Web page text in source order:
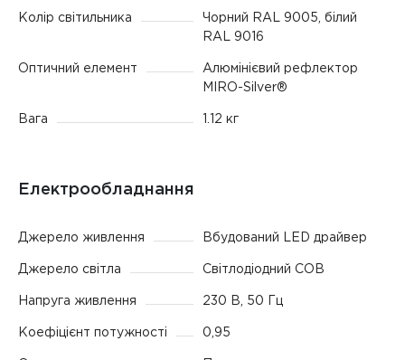
Колір світильника
Чорний RAL 9005, білий
RAL 9016
Оптичний елемент
Алюмінієвий рефлектор
MIRO-Silver®
Вага 1.12 кг
Електрообладнання
Джерело живлення Вбудований LED драйвер
Джерело світла Світлодіодний COB
Напруга живлення 230 В, 50 Гц
Коефіцієнт потужності 0,95